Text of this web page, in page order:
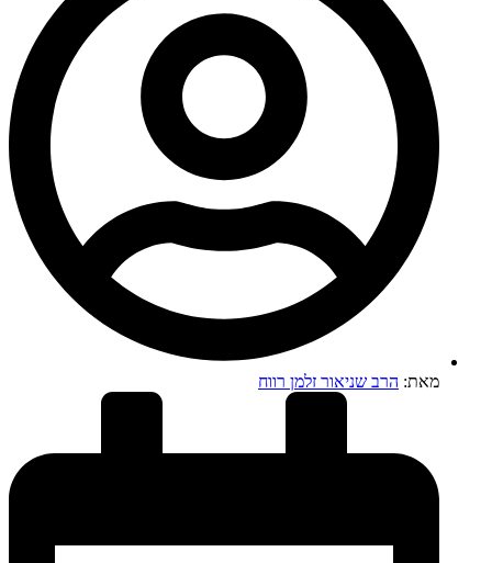
מאת: הרב שניאור זלמן רווח